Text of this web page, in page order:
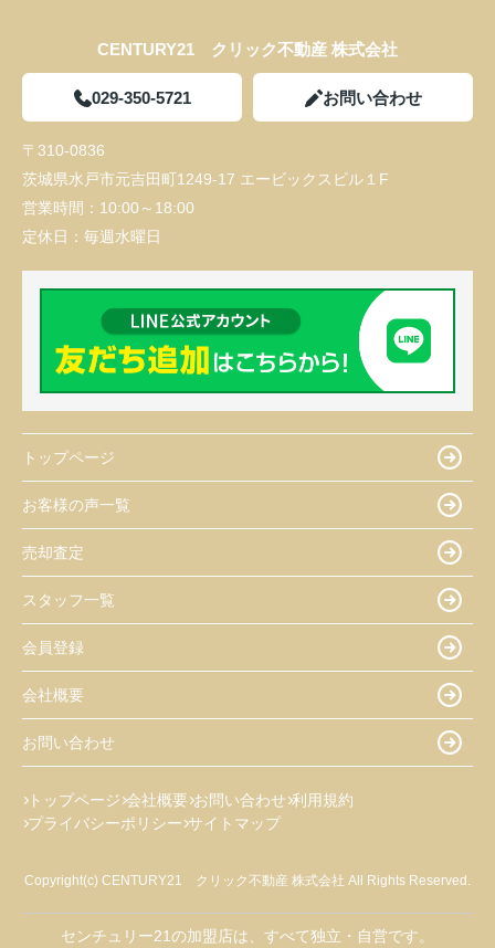
CENTURY21 クリック不動産 株式会社
029-350-5721 お問い合わせ
〒310-0836
茨城県水戸市元吉田町1249-17 エービックスビル１F
営業時間： 10:00～18:00
定休日： 毎週水曜日
トップページ
お客様の声一覧
売却査定
スタッフ一覧
会員登録
会社概要
お問い合わせ
トップページ 会社概要 お問い合わせ 利用規約
プライバシーポリシー サイトマップ
Copyright(c) CENTURY21 クリック不動産 株式会社 All Rights Reserved.
センチュリー21の加盟店は、すべて独立・自営です。